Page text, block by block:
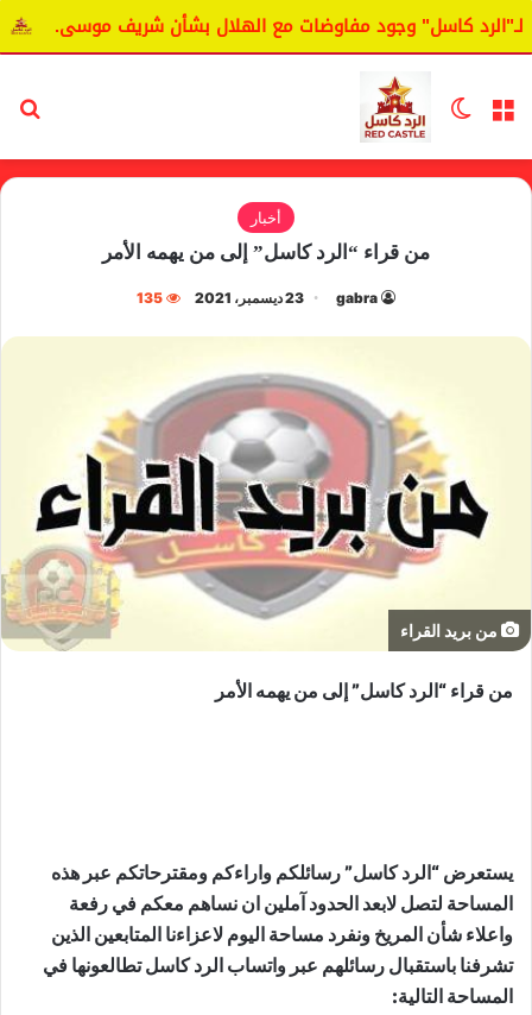
كاسل" وجود مفاوضات مع الهلال بشأن شريف موسى.
القائمة الوضع المظلم
أخبار
من قراء “الرد كاسل” إلى من يهمه الأمر
gabra 23 ديسمبر، 2021 135
من بريد القراء
من قراء “الرد كاسل” إلى من يهمه الأمر
يستعرض “الرد كاسل” رسائلكم واراءكم ومقترحاتكم عبر هذه
المساحة لتصل لابعد الحدود آملين ان نساهم معكم في رفعة
واعلاء شأن المريخ ونفرد مساحة اليوم لاعزاءنا المتابعين الذين
تشرفنا باستقبال رسائلهم عبر واتساب الرد كاسل تطالعونها في
المساحة التالية: